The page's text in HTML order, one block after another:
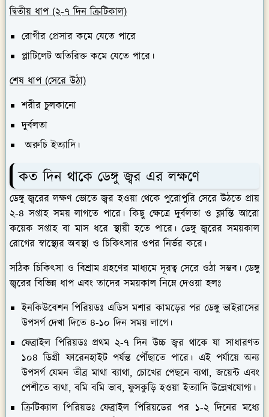
প্লাটিলেট অতিরিক্ত কমে যেতে পারে।
দুর্বলতা
অরুচি ইত্যাদি।
কত দিন থাকে ডেঙ্গু জ্বর এর লক্ষণে
ডেঙ্গু জ্বরের লক্ষণ ভোতে জ্বর হওয়া থেকে পুরোপুরি সেরে উঠতে প্রায়
২-৪ সপ্তাহ সময় লাগতে পারে। কিছু ক্ষেত্রে দুর্বলতা ও ক্লান্তি আরো
কয়েক সপ্তাহ বা মাস ধরে স্থায়ী হতে পারে। ডেঙ্গু জ্বরের সময়কাল
রোগের স্বাস্থ্যের অবস্থা ও চিকিৎসার ওপর নির্ভর করে।
জ্বরের বিভিন্ন ধাপ এবং তাদের সময়কাল নিম্নে দেওয়া হলঃ
উপসর্গ দেখা দিতে ৪-১০ দিন সময় লাগে।
ফেব্রাইল পিরিয়ডঃ প্রথম ২-৭ দিন উচ্চ জ্বর থাকে যা সাধারণত
১০৪ ডিগ্রী ফারেনহাইট পর্যন্ত পৌঁছাতে পারে। এই পর্যায়ে অন্য
উপসর্গ যেমন তীব্র মাথা ব্যাথা, চোখের পেছনে ব্যথা, জয়েন্ট এবং
পেশীতে ব্যথা, বমি বমি ভাব, ফুসকুড়ি হওয়া ইত্যাদি উল্লেখযোগ্য।
ক্রিটিক্যাল পিরিয়ডঃফেব্রাইল পিরিয়ডের পর ১-২ দিনের মধ্যে
জ্বর কমে যেতে পারে কিন্তু এই সময় রক্তক্ষরণ এবং অন্যান্য